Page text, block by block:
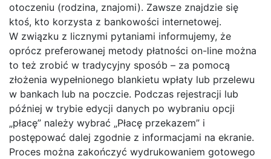
otoczeniu (rodzina, znajomi). Zawsze znajdzie się
ktoś, kto korzysta z bankowości internetowej.
W związku z licznymi pytaniami informujemy, że
oprócz preferowanej metody płatności on-line można
to też zrobić w tradycyjny sposób – za pomocą
złożenia wypełnionego blankietu wpłaty lub przelewu
w bankach lub na poczcie. Podczas rejestracji lub
później w trybie edycji danych po wybraniu opcji
„płacę” należy wybrać „Płacę przekazem” i
postępować dalej zgodnie z informacjami na ekranie.
Proces można zakończyć wydrukowaniem gotowego